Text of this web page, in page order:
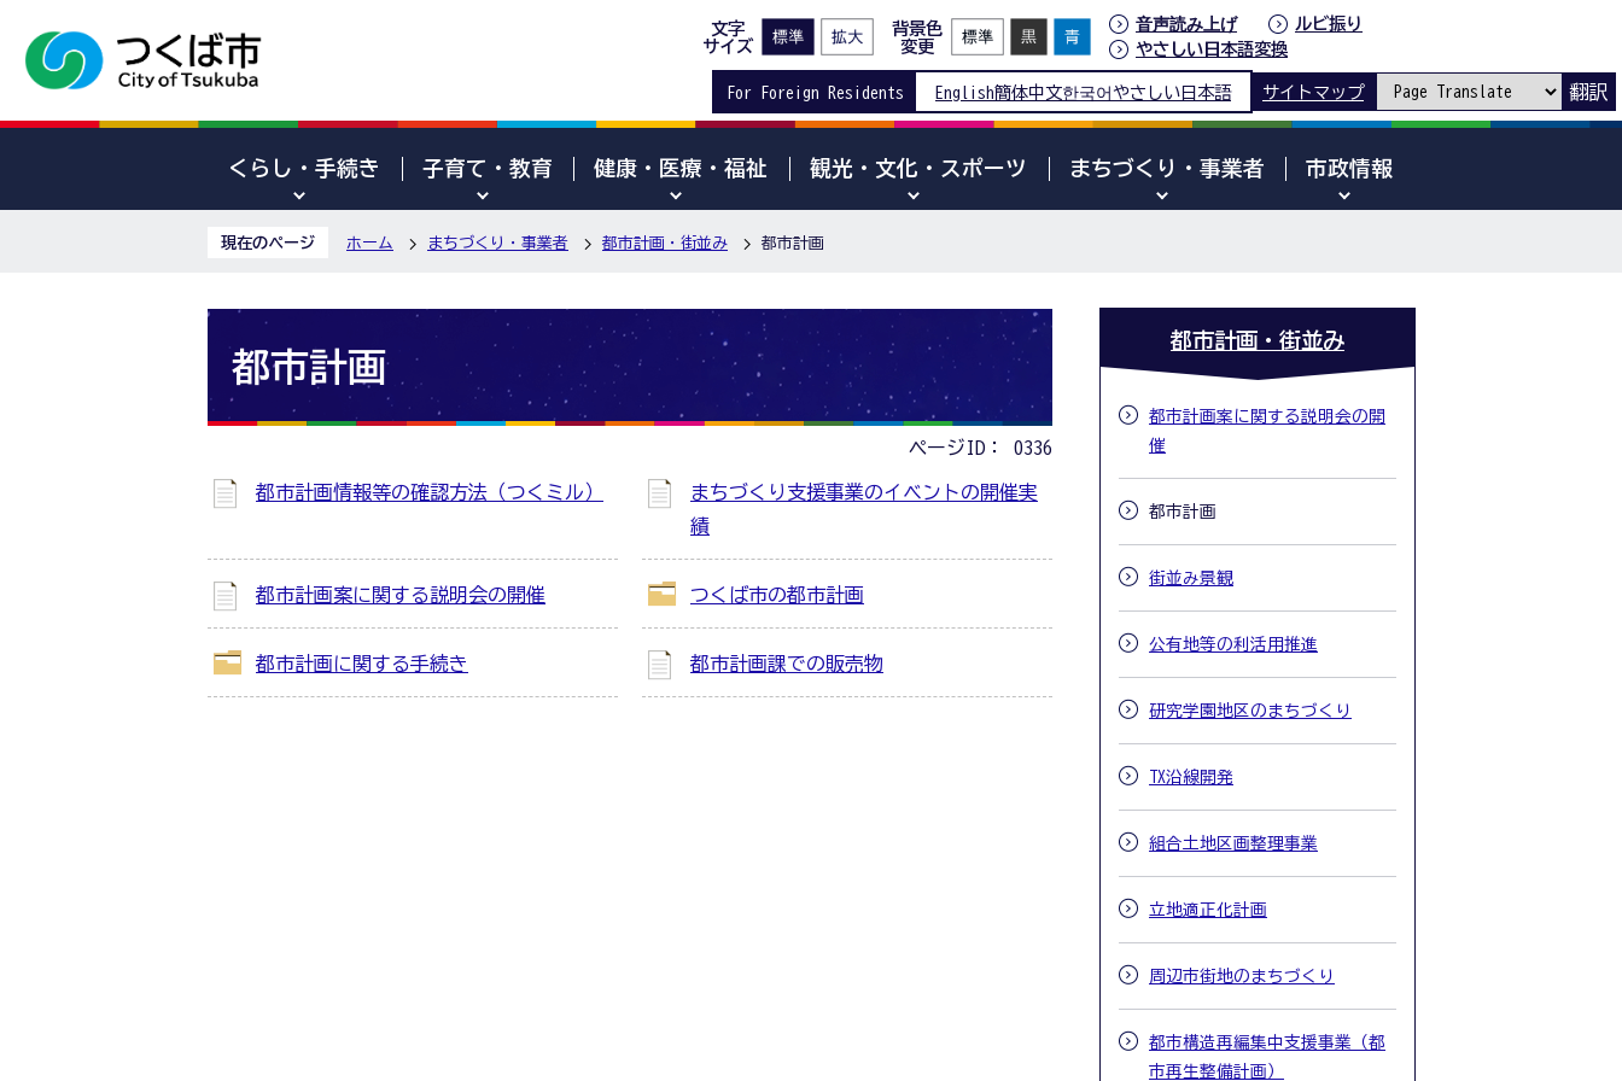
文字
サイズ
背景色
変更
音声読み上げ
ルビ振り
やさしい日本語変換
For Foreign Residents English簡体中文한국어 やさしい日本語 サイトマップ 翻訳
くらし・手続き 子育て・教育 健康・医療・福祉 観光・文化・スポーツ まちづくり・事業者 市政情報
現在のページ ホーム まちづくり・事業者 都市計画・街並み 都市計画
都市計画
ページID： 0336
都市計画情報等の確認方法（つくミル）
まちづくり支援事業のイベントの開催実
績
都市計画案に関する説明会の開催 つくば市の都市計画
都市計画に関する手続き 都市計画課での販売物
都市計画・街並み
都市計画案に関する説明会の開
催
都市計画
街並み景観
公有地等の利活用推進
研究学園地区のまちづくり
TX沿線開発
組合土地区画整理事業
立地適正化計画
周辺市街地のまちづくり
都市構造再編集中支援事業（都
市再生整備計画）